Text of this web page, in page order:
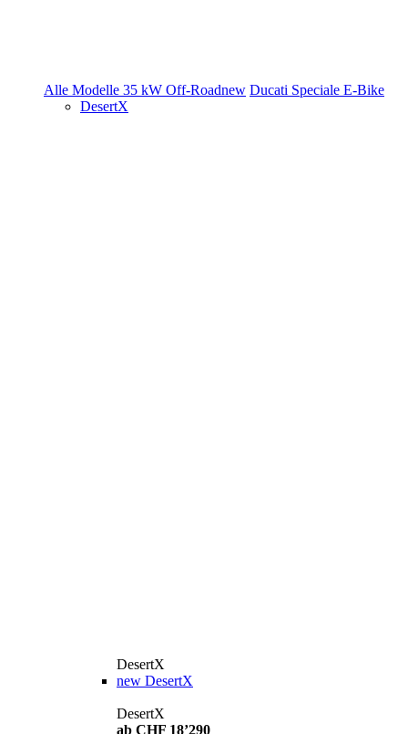
Alle Modelle 35 kW Off-Roadnew Ducati Speciale E-Bike
DesertX
DesertX
new DesertX
DesertX
ab CHF 18’290